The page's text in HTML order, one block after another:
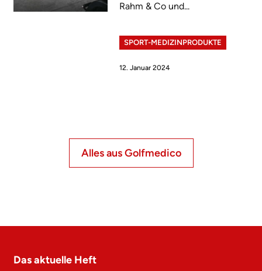
Rahm & Co und...
SPORT-MEDIZINPRODUKTE
12. Januar 2024
Alles aus Golfmedico
Das aktuelle Heft